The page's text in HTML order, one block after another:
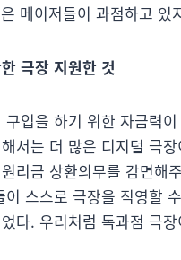
메이저들이 과점하고
극장 지원한 것
입을 하기 위한 자금력
서는 더 많은 디지털 극
리금 상환의무를 감면해
스스로 극장을 직영할
다. 우리처럼 독과점 극